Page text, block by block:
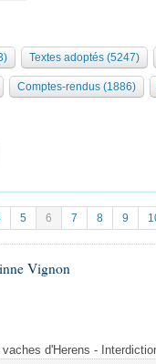
Textes adoptés (5247)
Comptes-rendus (1886)
5 6 7 8 9
Vignon
d'Herens -